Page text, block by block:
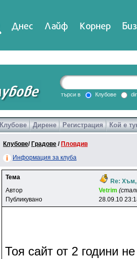
Днес Лайф Корнер
DirTV Impressio
Games
търси в Клубове
Клубове Дирене Регистрация Кой е
Клубове/ Градове / Пловдив
Информация за клуба
Тема
Re:
Автор
Vetrim
Публикувано
28.09.10
Тоя сайт от 2 години